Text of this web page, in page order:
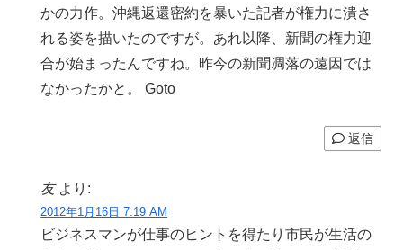
かの力作。沖縄返還密約を暴いた記者が権力に潰さ
れる姿を描いたのですが。あれ以降、新聞の権力迎
合が始まったんですね。昨今の新聞凋落の遠因では
なかったかと。 Goto
返信
友 より:
2012年1月16日 7:19 AM
ビジネスマンが仕事のヒントを得たり市民が生活の